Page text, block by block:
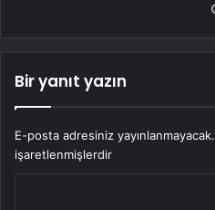
Bir yanıt yazın
E-posta adresiniz yayınlanmayacak.
işaretlenmişlerdir